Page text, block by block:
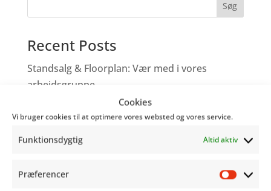
Cookies
Vi bruger cookies til at optimere vores websted og vores service.
Funktionsdygtig Altid aktiv
Præferencer
Recent Posts
Standsalg & Floorplan: Vær med i vores
arbejdsgruppe
Vær med til at tegne fremtiden for
Copenhagen Comics!
Tegneserieskabere – Tag med os på Comic
Genoplev programmet fra Word Balloon